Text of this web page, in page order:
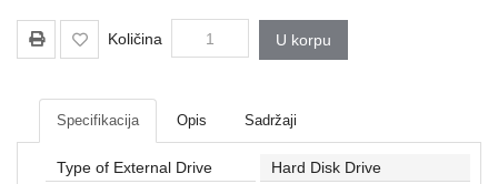
adapteri
sigurnosna
Količina U korpu
Specifikacija Opis Sadržaji
Type of External Drive
Hard Disk Drive